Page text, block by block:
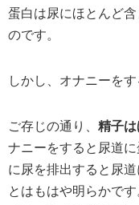
蛋白は尿にほとんど
のです。
しかし、オナニーを
ご存じの通り、 精子
ナニーをすると尿道
に尿を排出すると尿
とはもはや明らかで